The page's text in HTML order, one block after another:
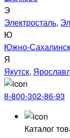
Э
Электросталь,
Ю
Южно-Сахалинск
Я
Якутск,
8-800-302-86-93
Каталог